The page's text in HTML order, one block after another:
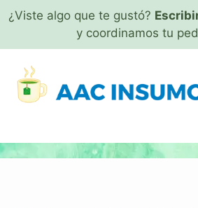
¿Viste algo que te gustó?
y coordinamos tu